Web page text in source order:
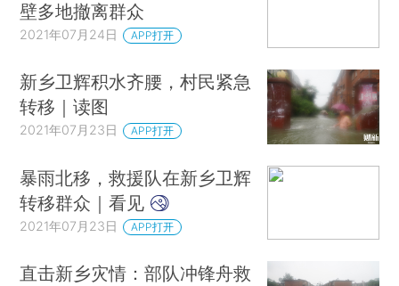
壁多地撤离群众
2021年07月24日 APP打开
新乡卫辉积水齐腰，村民紧急
转移｜读图
2021年07月23日 APP打开
暴雨北移，救援队在新乡卫辉
转移群众｜看见
2021年07月23日 APP打开
直击新乡灾情：部队冲锋舟救